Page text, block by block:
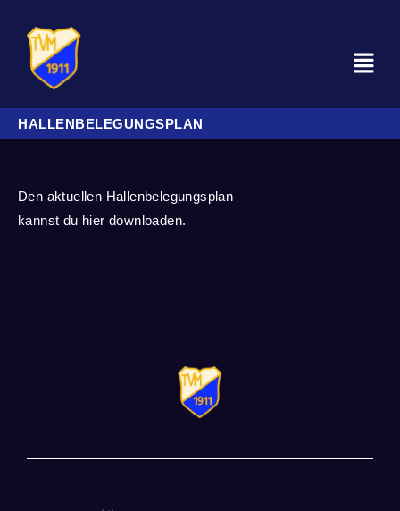
HALLENBELEGUNGSPLAN
Den aktuellen Hallenbelegungsplan
kannst du hier downloaden.